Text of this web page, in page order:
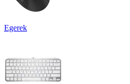
Egerek